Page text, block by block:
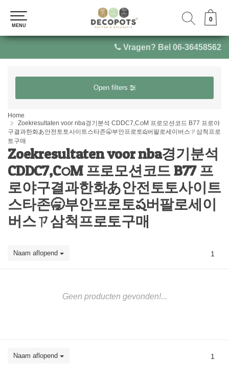
Vragen? Bel 06-36458562
0
MENU
0
MENU
Open filters
Home
Zoekresultaten voor nba경기분석 CDDC7,CഠM 프로모션코드 B77 프로야
구결과한화あ안전토토사이트스타존🥱부안프로토ష버팔로세이버스ㄗ삼척프로
토구매
Zoekresultaten voor nba경기분석
CDDC7,CഠM 프로모션코드 B77 프
로야구결과한화あ안전토토사이트
스타존🥱부안프로토ష버팔로세이
버스ㄗ삼척프로토구매
Naam aflopend 1
Geen producten gevonden!...
Naam aflopend 1